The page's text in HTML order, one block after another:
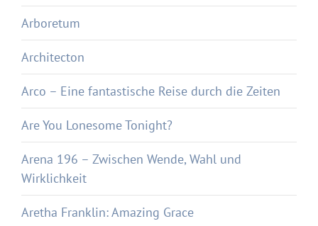
Arboretum
Architecton
Arco – Eine fantastische Reise durch die Zeiten
Are You Lonesome Tonight?
Arena 196 – Zwischen Wende, Wahl und
Wirklichkeit
Aretha Franklin: Amazing Grace